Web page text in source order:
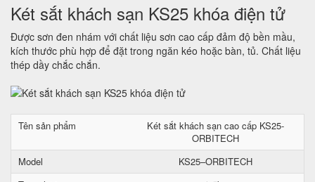
Két sắt khách sạn KS25 khóa điện tử
Được sơn đen nhám với chất liệu sơn cao cấp đảm độ bền mầu,
kích thước phù hợp để đặt trong ngăn kéo hoặc bàn, tủ. Chất liệu
thép dầy chắc chắn.
Tên sản phẩm
Két sắt khách sạn cao cấp KS25-
ORBITECH
Model
KS25–ORBITECH